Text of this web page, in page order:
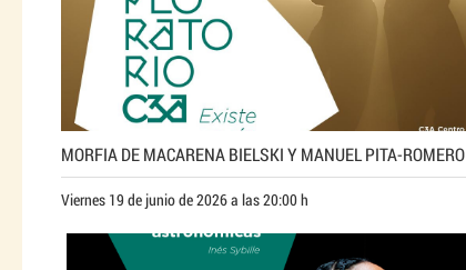
MORFIA DE MACARENA BIELSKI Y MANUEL PITA-ROMERO
Viernes 19 de junio de 2026 a las 20:00 h